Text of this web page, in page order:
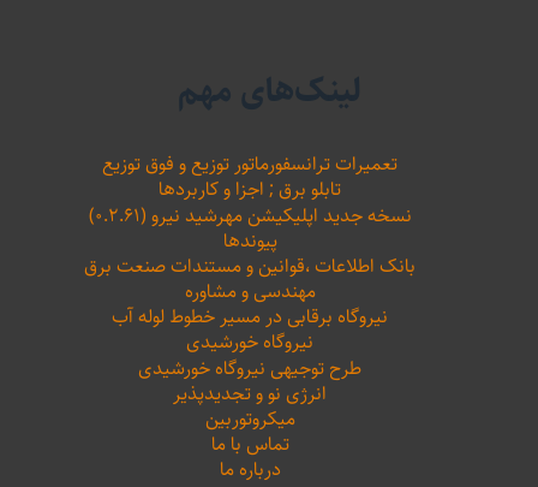
لینک‌های مهم
تعمیرات ترانسفورماتور توزیع و فوق توزیع
تابلو برق ; اجزا و کاربردها
نسخه جدید اپلیکیشن مهرشید نیرو (۰.۲.۶۱)
پیوندها
بانک اطلاعات ،‌قوانین و مستندات صنعت برق
مهندسی و مشاوره
نیروگاه برقابی در مسیر خطوط لوله آب
نیروگاه خورشیدی
طرح توجیهی نیروگاه خورشیدی
انرژی نو و تجدیدپذیر
میکروتوربین
تماس با ما
درباره ما